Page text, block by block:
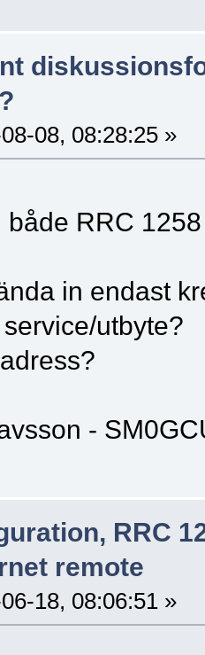
08, 08:28:25 »
både RRC
in endast
utbyte?
-
RRC
remote
18, 08:06:51 »